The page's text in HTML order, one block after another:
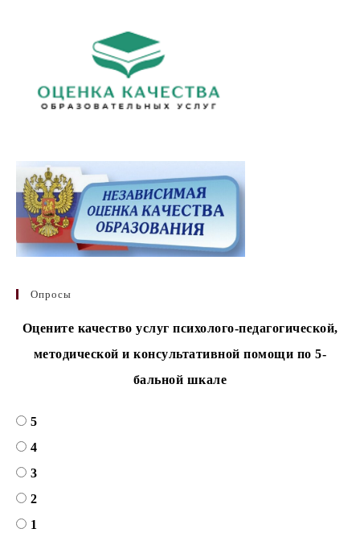
Опросы
Оцените качество услуг психолого-педагогической,
методической и консультативной помощи по 5-
бальной шкале
5
4
3
2
1